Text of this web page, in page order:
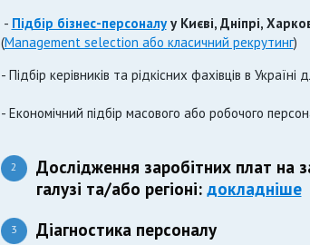
- Підбір бізнес-персоналуу Києві, Дніпрі,
(Management selection або класичний рекрутинг)
- Підбір керівників та рідкісних фахівців в Україні
- Економічний підбір масового або робочого
2
Дослідження заробітних плат на
галузі та/або регіоні: докладніше
3 Діагностика персоналу